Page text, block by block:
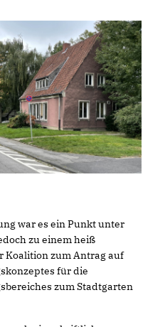
war es ein Punkt unter
zu einem heiß
Koalition zum Antrag auf
für die
zum Stadtgarten